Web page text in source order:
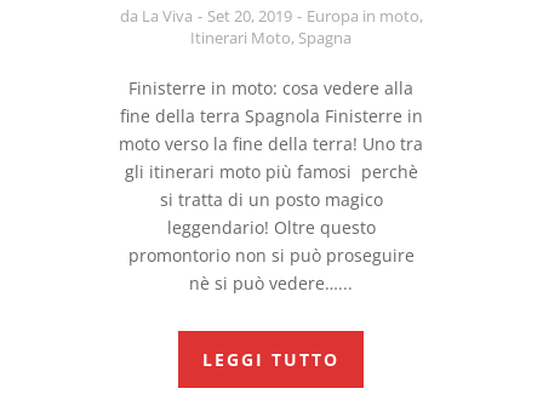
da La Viva Set 20, 2019 Europa in moto,
Itinerari Moto, Spagna
Finisterre in moto: cosa vedere alla
fine della terra Spagnola Finisterre in
moto verso la fine della terra! Uno tra
gli itinerari moto più famosi perchè
si tratta di un posto magico
leggendario! Oltre questo
promontorio non si può proseguire
nè si può vedere…...
LEGGI TUTTO